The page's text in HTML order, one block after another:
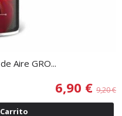
Aire GRO...
6,90 € 9,20 €